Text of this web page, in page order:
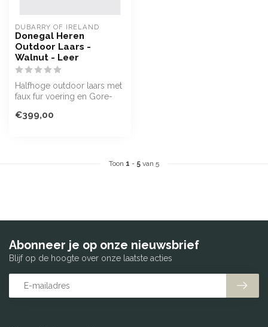
DUBARRY OF IRELAND
Donegal Heren
Outdoor Laars -
Walnut - Leer
Halfhoge outdoor laars met
faux fur voering en Gore-
st...
€399,00
Toon 1 - 5 van 5
Abonneer je op onze nieuwsbrief
Blijf op de hoogte over onze laatste acties